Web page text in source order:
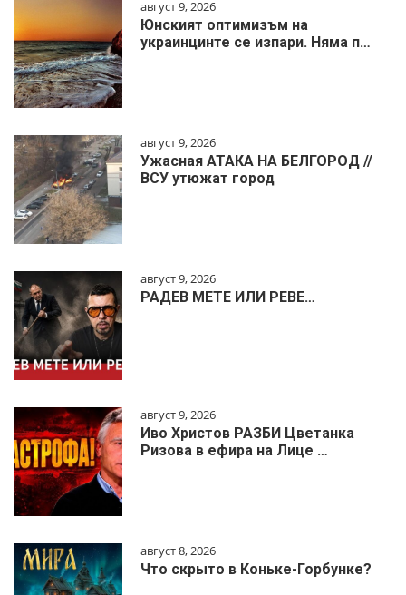
август 9, 2026
Юнският оптимизъм на
украинцинте се изпари. Няма п…
август 9, 2026
Ужасная АТАКА НА БЕЛГОРОД //
ВСУ утюжат город
август 9, 2026
РАДЕВ МЕТЕ ИЛИ РЕВЕ…
август 9, 2026
Иво Христов РАЗБИ Цветанка
Ризова в ефира на Лице …
август 8, 2026
Что скрыто в Коньке-Горбунке?